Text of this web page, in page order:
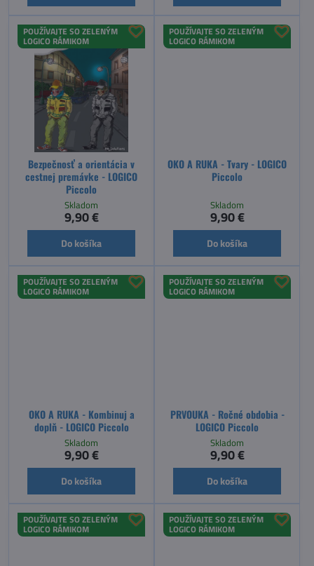
POUŽÍVAJTE SO ZELENÝM
LOGICO RÁMIKOM
Bezpečnosť a orientácia v
cestnej premávke - LOGICO
Piccolo
Skladom
9,90 €
Do košíka
POUŽÍVAJTE SO ZELENÝM
LOGICO RÁMIKOM
OKO A RUKA - Tvary - LOGICO
Piccolo
Skladom
9,90 €
Do košíka
POUŽÍVAJTE SO ZELENÝM
LOGICO RÁMIKOM
OKO A RUKA - Kombinuj a
doplň - LOGICO Piccolo
Skladom
9,90 €
Do košíka
POUŽÍVAJTE SO ZELENÝM
LOGICO RÁMIKOM
PRVOUKA - Ročné obdobia -
LOGICO Piccolo
Skladom
9,90 €
Do košíka
POUŽÍVAJTE SO ZELENÝM
LOGICO RÁMIKOM
POUŽÍVAJTE SO ZELENÝM
LOGICO RÁMIKOM